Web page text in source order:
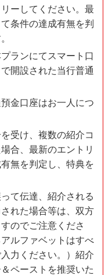
ーしてください。最
条件の達成有無を判
ランにてスマート口
開設された当行普通
金口座はお一人につ
受け、複数の紹介コ
合、最新のエントリ
無を判定し、特典を
て伝達、紹介される
れた場合等は、双方
のでご注意くださ
ルファベットはすべ
力ください。）紹介
ペーストを推奨いた